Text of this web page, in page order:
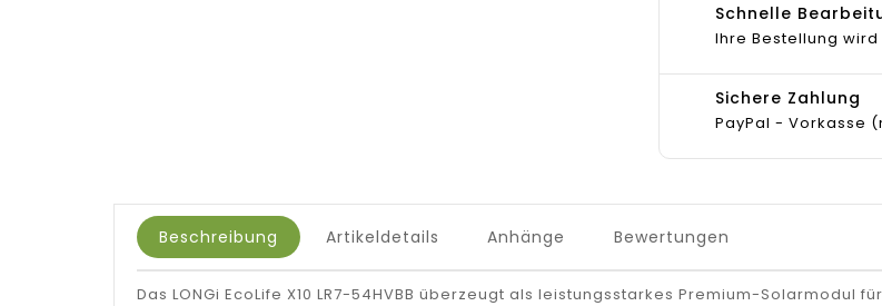
Schnelle
Ihre Bestellung
Sichere Zahlung
PayPal - Vorkasse
Beschreibung Artikeldetails Anhänge Bewertungen
Das LONGi EcoLife X10 LR7-54HVBB überzeugt als leistungsstarkes Premium-